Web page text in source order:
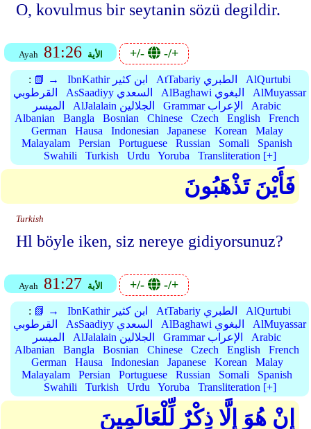
O, kovulmus bir seytanin sözü degildir.
Ayah 81:26 الأية +/- -/+
: 📗 → IbnKathir ابن كثير AtTabariy الطبري
AlQurtubi
القرطوبي
AsSaadiyy السعدي AlBaghawi البغوي
AlMuyassar
الميسر
AlJalalain الجلالين Grammar الإعراب
Arabic
Albanian
Bangla Bosnian Chinese Czech English
French
German
Hausa Indonesian Japanese Korean
Malay
Malayalam
Persian Portuguese Russian Somali
Spanish
Swahili
Turkish Urdu Yoruba Transliteration [+]
فَأَيْنَ تَذْهَبُونَ
Turkish
Hl böyle iken, siz nereye gidiyorsunuz?
Ayah 81:27 الأية +/- -/+
: 📗 → IbnKathir ابن كثير AtTabariy الطبري
AlQurtubi
القرطوبي
AsSaadiyy السعدي AlBaghawi البغوي
AlMuyassar
الميسر
AlJalalain الجلالين Grammar الإعراب
Arabic
Albanian
Bangla Bosnian Chinese Czech English
French
German
Hausa Indonesian Japanese Korean
Malay
Malayalam
Persian Portuguese Russian Somali
Spanish
Swahili
Turkish Urdu Yoruba Transliteration [+]
إِنْ هُوَ إِلَّا ذِكْرٌ لِّلْعَالَمِينَ